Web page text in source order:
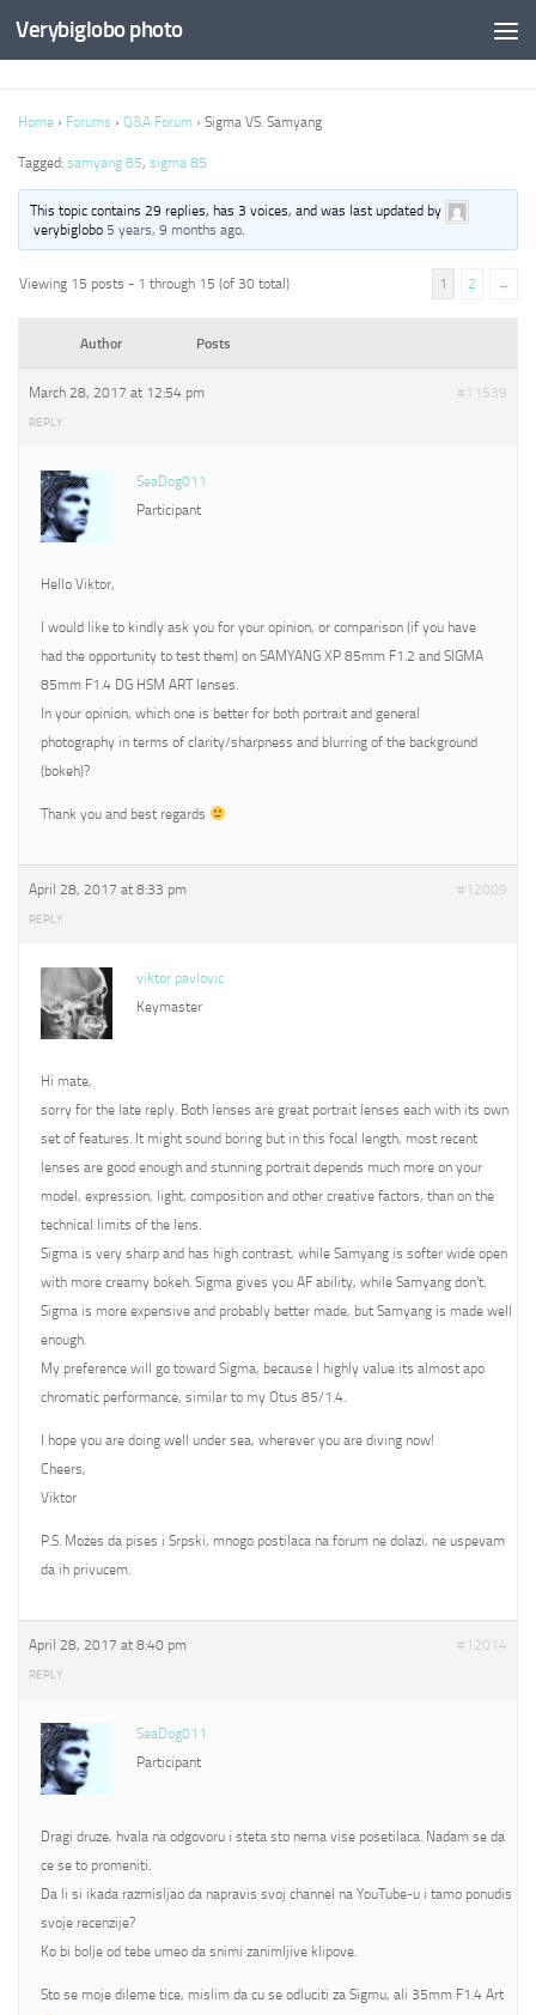
Verybiglobo photo
Home › Forums › Q&A Forum › Sigma VS. Samyang
Tagged: samyang 85, sigma 85
This topic contains 29 replies, has 3 voices, and was last updated by
verybiglobo 5 years, 9 months ago.
Viewing 15 posts - 1 through 15 (of 30 total) 1 2 →
Author Posts
March 28, 2017 at 12:54 pm #11539
REPLY
SeaDog011
Participant
Hello Viktor,
I would like to kindly ask you for your opinion, or comparison (if you have
had the opportunity to test them) on SAMYANG XP 85mm F1.2 and SIGMA
85mm F1.4 DG HSM ART lenses.
In your opinion, which one is better for both portrait and general
photography in terms of clarity/sharpness and blurring of the background
(bokeh)?
Thank you and best regards
April 28, 2017 at 8:33 pm #12009
REPLY
viktor pavlovic
Keymaster
Hi mate,
sorry for the late reply. Both lenses are great portrait lenses each with its own
set of features. It might sound boring but in this focal length, most recent
lenses are good enough and stunning portrait depends much more on your
model, expression, light, composition and other creative factors, than on the
technical limits of the lens.
Sigma is very sharp and has high contrast, while Samyang is softer wide open
with more creamy bokeh. Sigma gives you AF ability, while Samyang don’t.
Sigma is more expensive and probably better made, but Samyang is made well
enough.
My preference will go toward Sigma, because I highly value its almost apo
chromatic performance, similar to my Otus 85/1.4.
I hope you are doing well under sea, wherever you are diving now!
Cheers,
Viktor
P.S. Mozes da pises i Srpski, mnogo postilaca na forum ne dolazi, ne uspevam
da ih privucem.
April 28, 2017 at 8:40 pm #12014
REPLY
SeaDog011
Participant
Dragi druze, hvala na odgovoru i steta sto nema vise posetilaca. Nadam se da
ce se to promeniti.
Da li si ikada razmisljao da napravis svoj channel na YouTube-u i tamo ponudis
svoje recenzije?
Ko bi bolje od tebe umeo da snimi zanimljive klipove.
Sto se moje dileme tice, mislim da cu se odluciti za Sigmu, ali 35mm F1.4 Art